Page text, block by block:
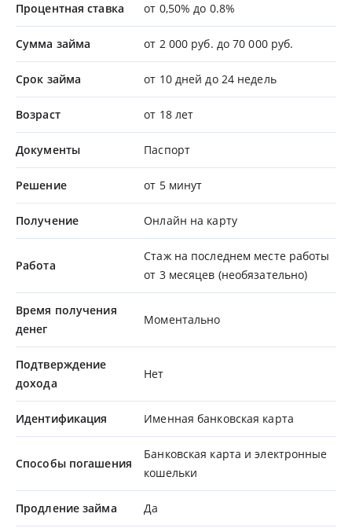
Процентная ставка от 0,50% до 0.8%
Сумма займа от 2 000 руб. до 70 000 руб.
Срок займа от 10 дней до 24 недель
Возраст от 18 лет
Документы Паспорт
Решение от 5 минут
Получение Онлайн на карту
Работа
Стаж на последнем месте работы
от 3 месяцев (необязательно)
Время получения
денег
Моментально
Подтверждение
дохода
Нет
Идентификация Именная банковская карта
Способы погашения
Банковская карта и электронные
кошельки
Продление займа Да